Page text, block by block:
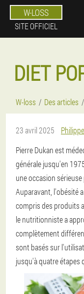
W-LOSS
SITE OFFICIEL
DIET
W-loss Des articles
23 avril 2025
Pierre Dukan est
générale jusqu'en
une occasion
Auparavant, l'obésité
compris des produits
le nutritionniste a
complètement
sont basés sur
jusqu'à quatre étapes